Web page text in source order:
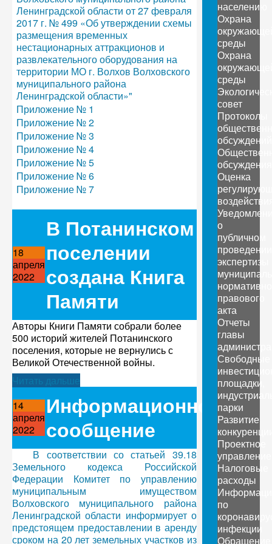
Ленинградской области от 27 февраля
2017 г. № 499 «Об утверждении схемы
размещения временных
нестационарных аттракционов и
развлекательного оборудования на
территории МО г. Волхов Волховского
муниципального района
Ленинградской области»"
Приложение № 1
Приложение № 2
Приложение № 3
Приложение № 4
Приложение № 5
Приложение № 6
Приложение № 7
18
апреля
2022
В Потанинском
поселении
создана Книга
Памяти
Авторы Книги Памяти собрали более
500 историй жителей Потанинского
поселения, которые не вернулись с
Великой Отечественной войны.
Читать дальше
14
апреля
2022
Информационное
сообщение
В соответствии со статьей 39.18
Земельного кодекса Российской
Федерации Комитет по управлению
муниципальным имуществом
Волховского муниципального района
Ленинградской области информирует о
предстоящем предоставлении в аренду
сроком на 20 лет земельных участков из
населению
Охрана
среды
Охрана
среды
совет
Протоколы
обсуждений
обсуждения
Оценка
о
публичном
проведении
экспертизы
правового
акта
Отчеты
главы
Свободные
площадки,
парки
Развитие
Проектное
управление
Налоговые
расходы
по
инфекции
Обращение